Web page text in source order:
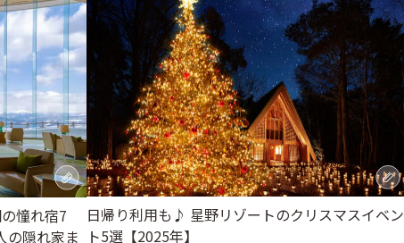
憧れ宿7
の隠れ家ま
日帰り利用も♪ 星野リゾートのクリスマスイベン
ト5選【2025年】